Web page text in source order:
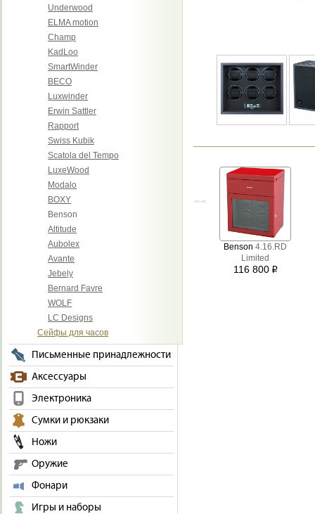
Underwood
ELMA motion
Champ
KadLoo
SmartWinder
BECO
Luxwinder
Erwin Sattler
Rapport
Swiss Kubik
Scatola del Tempo
LuxeWood
Modalo
BOXY
Benson
Altitude
Aubolex
Avante
Jebely
Bernard Favre
WOLF
LC Designs
Сейфы для часов
Письменные принадлежности
Аксессуары
Электроника
Сумки и рюкзаки
Ножи
Оружие
Фонари
Игры и наборы
Benson 4.16.RD
Limited
116 800 i